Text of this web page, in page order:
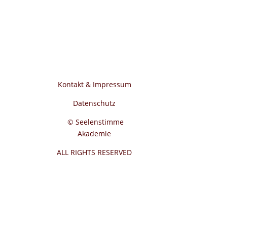
Kontakt & Impressum
Datenschutz
© Seelenstimme
Akademie
ALL RIGHTS RESERVED